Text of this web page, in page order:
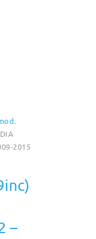
2015
–